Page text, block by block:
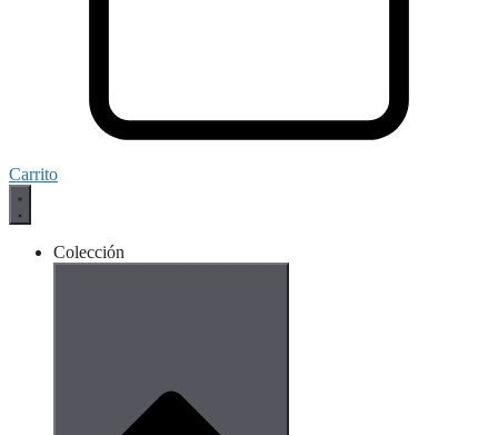
Carrito
Colección